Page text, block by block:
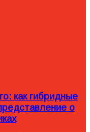
как гибридные
о